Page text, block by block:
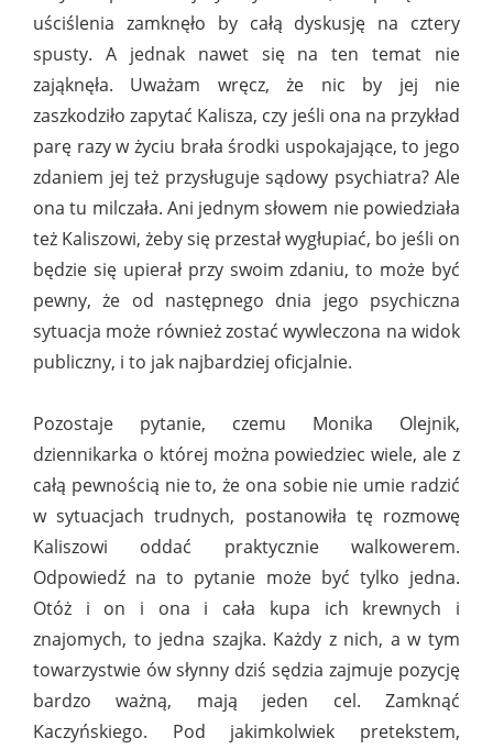
uściślenia zamknęło by całą dyskusję na cztery
spusty. A jednak nawet się na ten temat nie
zająknęła. Uważam wręcz, że nic by jej nie
zaszkodziło zapytać Kalisza, czy jeśli ona na przykład
parę razy w życiu brała środki uspokajające, to jego
zdaniem jej też przysługuje sądowy psychiatra? Ale
ona tu milczała. Ani jednym słowem nie powiedziała
też Kaliszowi, żeby się przestał wygłupiać, bo jeśli on
będzie się upierał przy swoim zdaniu, to może być
pewny, że od następnego dnia jego psychiczna
sytuacja może również zostać wywleczona na widok
publiczny, i to jak najbardziej oficjalnie.
Pozostaje pytanie, czemu Monika Olejnik,
dziennikarka o której można powiedziec wiele, ale z
całą pewnością nie to, że ona sobie nie umie radzić
w sytuacjach trudnych, postanowiła tę rozmowę
Kaliszowi oddać praktycznie walkowerem.
Odpowiedź na to pytanie może być tylko jedna.
Otóż i on i ona i cała kupa ich krewnych i
znajomych, to jedna szajka. Każdy z nich, a w tym
towarzystwie ów słynny dziś sędzia zajmuje pozycję
bardzo ważną, mają jeden cel. Zamknąć
Kaczyńskiego. Pod jakimkolwiek pretekstem,